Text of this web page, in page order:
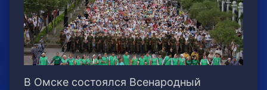
В Омске состоялся Всенародный